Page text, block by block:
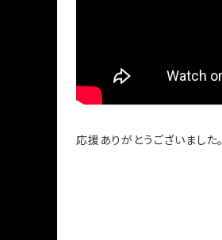
応援ありがとうございました。